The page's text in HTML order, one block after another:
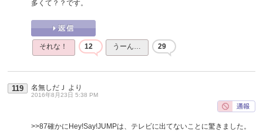
多くて？？です。
それな！ 12 うーん… 29
119 名無しだＪ より
2016年8月23日 5:38 PM
>>87確かにHey!Say!JUMPは、テレビに出てないことに驚きました。